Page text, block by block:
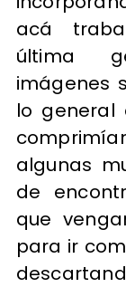
acá
última
imágenes
lo general
algunas
de
que
para ir